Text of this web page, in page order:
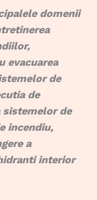
domenii
evacuarea
de
de
de
incendiu,
a
interior